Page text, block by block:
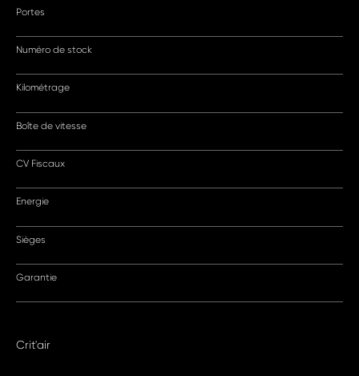
Portes
Numéro de stock
Kilométrage
Boîte de vitesse
CV Fiscaux
Energie
Sièges
Garantie
Crit'air